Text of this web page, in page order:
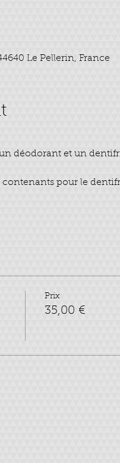
Le Pellerin, France
déodorant et un
pour le
Prix
35,00 €